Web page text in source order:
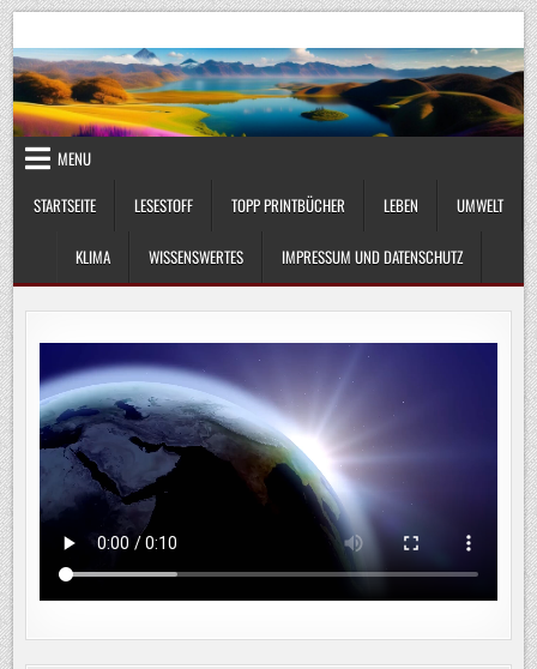
Skip
to
content
UmweltKlima.com
MENU
STARTSEITE
LESESTOFF TOPP PRINTBÜCHER LEBEN UMWELT
KLIMA WISSENSWERTES IMPRESSUM UND DATENSCHUTZ